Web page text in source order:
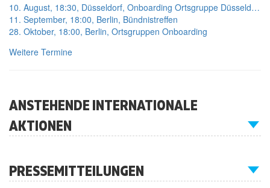
10. August, 18:30, Düsseldorf, Onboarding Ortsgruppe Düsseldorf
11. September, 18:00, Berlin, Bündnistreffen
28. Oktober, 18:00, Berlin, Ortsgruppen Onboarding
Weitere Termine
ANSTEHENDE INTERNATIONALE
AKTIONEN
PRESSEMITTEILUNGEN